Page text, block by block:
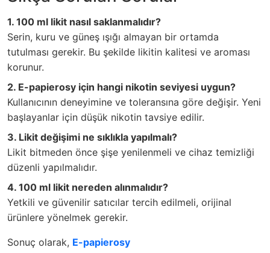
1. 100 ml likit nasıl saklanmalıdır?
Serin, kuru ve güneş ışığı almayan bir ortamda
tutulması gerekir. Bu şekilde likitin kalitesi ve aroması
korunur.
2. E-papierosy için hangi nikotin seviyesi uygun?
Kullanıcının deneyimine ve toleransına göre değişir. Yeni
başlayanlar için düşük nikotin tavsiye edilir.
3. Likit değişimi ne sıklıkla yapılmalı?
Likit bitmeden önce şişe yenilenmeli ve cihaz temizliği
düzenli yapılmalıdır.
4. 100 ml likit nereden alınmalıdır?
Yetkili ve güvenilir satıcılar tercih edilmeli, orijinal
ürünlere yönelmek gerekir.
Sonuç olarak, E-papierosy